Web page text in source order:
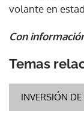
volante en
Con
Temas
INVERSIÓN DE